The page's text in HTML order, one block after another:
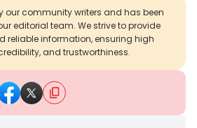
our community writers and has been
editorial team. We strive to provide
reliable information, ensuring high
and trustworthiness.